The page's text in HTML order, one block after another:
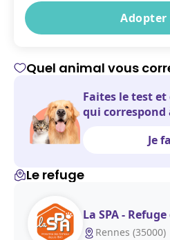
Quel animal vous
Faites le test
qui correspond
Je
Le refuge
La SPA -
Rennes (35000)